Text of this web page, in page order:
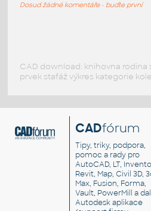
Dosud žádné komentáře - buďte první
CAD download: knihovna
prvek stafáž výkres kategorie
CADfórum
Tipy, triky, podpora,
pomoc a rady pro
AutoCAD, LT,
Revit, Map, Civil 3D,
Max, Fusion, Forma,
Vault, PowerMill a
Autodesk aplikace